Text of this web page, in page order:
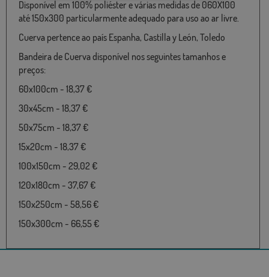
Disponível em 100% poliéster e várias medidas de 060X100
até 150x300 particularmente adequado para uso ao ar livre.
Cuerva pertence ao país Espanha, Castilla y León, Toledo
Bandeira de Cuerva disponível nos seguintes tamanhos e
preços:
60x100cm - 18,37 €
30x45cm - 18,37 €
50x75cm - 18,37 €
15x20cm - 18,37 €
100x150cm - 29,02 €
120x180cm - 37,67 €
150x250cm - 58,56 €
150x300cm - 66,55 €